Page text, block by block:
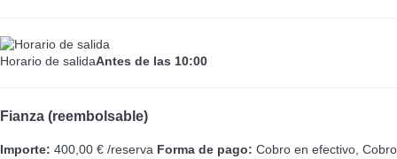
Horario de salidaAntes de las 10:00
Fianza (reembolsable)
Importe: 400,00 € /reserva Forma de pago: Cobro en efectivo, Cobro